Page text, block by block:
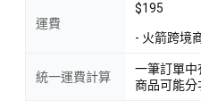
運費
$195
- 火箭跨境
統一運費計算
一筆訂單中
商品可能分